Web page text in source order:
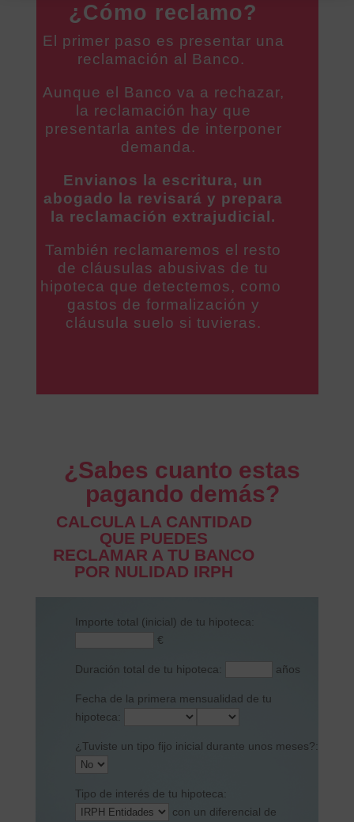
¿Cómo reclamo?
El primer paso es presentar una
reclamación al Banco.
Aunque el Banco va a rechazar,
la reclamación hay que
presentarla antes de interponer
demanda.
Envianos la escritura, un
abogado la revisará y prepara
la reclamación extrajudicial.
También reclamaremos el resto
de cláusulas abusivas de tu
hipoteca que detectemos, como
gastos de formalización y
cláusula suelo si tuvieras.
¿Sabes cuanto estas
pagando demás?
CALCULA LA CANTIDAD
QUE PUEDES
RECLAMAR A TU BANCO
POR NULIDAD IRPH
Importe total (inicial) de tu hipoteca:
€
Duración total de tu hipoteca: años
Fecha de la primera mensualidad de tu
hipoteca:
¿Tuviste un tipo fijo inicial durante unos meses?:
Tipo de interés de tu hipoteca:
con un diferencial de